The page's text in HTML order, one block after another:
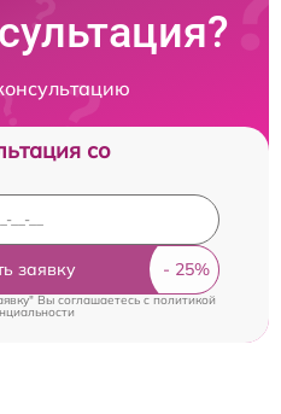
со
заявку
Вы соглашаетесь cполитикой